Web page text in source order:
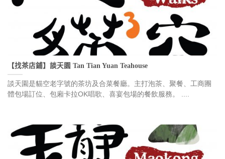
【找茶店鋪】談天園 Tan Tian Yuan Teahouse
談天園是貓空老字號的茶坊及合菜餐廳。主打泡茶、聚餐、工商團
體包場訂位、包廂卡拉OK唱歌、喜宴包場的餐飲服務。 ....